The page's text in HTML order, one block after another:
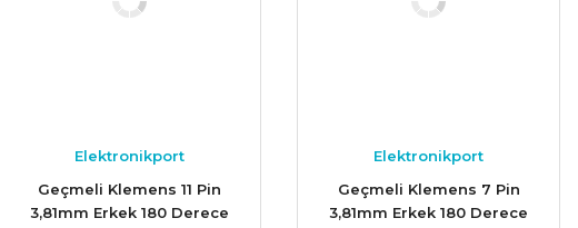
Elektronikport
Geçmeli Klemens 11 Pin
3,81mm Erkek 180 Derece
Elektronikport
Geçmeli Klemens 7 Pin
3,81mm Erkek 180 Derece